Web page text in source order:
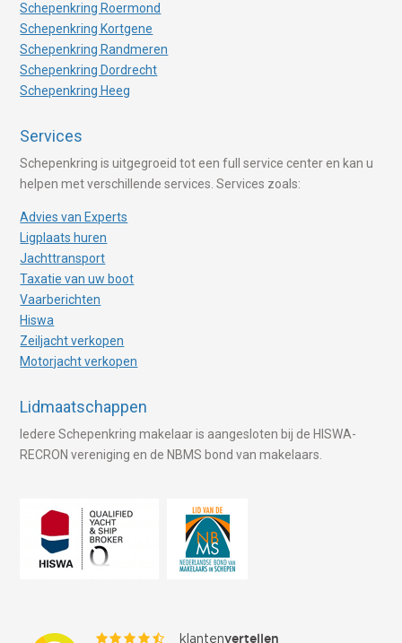
Schepenkring Roermond
Schepenkring Kortgene
Schepenkring Randmeren
Schepenkring Dordrecht
Schepenkring Heeg
Services
Schepenkring is uitgegroeid tot een full service center en kan u
helpen met verschillende services. Services zoals:
Advies van Experts
Ligplaats huren
Jachttransport
Taxatie van uw boot
Vaarberichten
Hiswa
Zeiljacht verkopen
Motorjacht verkopen
Lidmaatschappen
Iedere Schepenkring makelaar is aangesloten bij de HISWA-
RECRON vereniging en de NBMS bond van makelaars.